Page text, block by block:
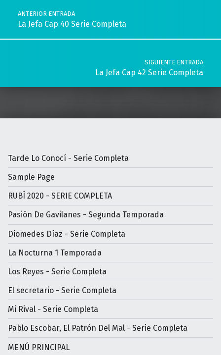
ANTERIOR ENTRADA
La Jefa Cap 40 Serie Completa
SIGUIENTE ENTRADA
La Jefa Cap 42 Serie Completa
Tarde Lo Conocí - Serie Completa
Sample Page
RUBÍ 2020 - SERIE COMPLETA
Pasión De Gavilanes - Segunda Temporada
Diomedes Díaz - Serie Completa
La Nocturna 1 Temporada
Los Reyes - Serie Completa
El secretario - Serie Completa
Mi Rival - Serie Completa
Pablo Escobar, El Patrón Del Mal - Serie Completa
MENÚ PRINCIPAL